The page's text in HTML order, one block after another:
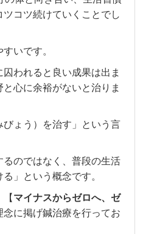
コツ続けていくことでし
いです。
われると良い成果は出ま
心に余裕がないと治りま
ょう）を治す」という言
るのではなく、普段の生活
」という概念です。
【 マイナスからゼロへ、ゼ
念に掲げ鍼治療を行ってお